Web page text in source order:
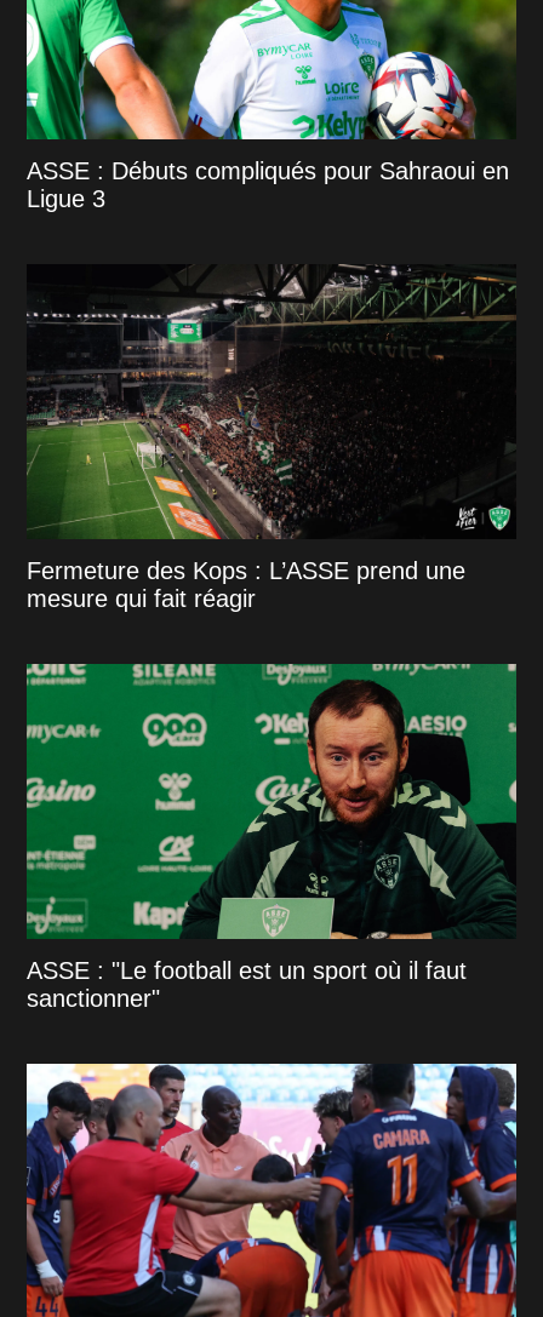
ASSE : Débuts compliqués pour Sahraoui en
Ligue 3
Fermeture des Kops : L’ASSE prend une
mesure qui fait réagir
ASSE : "Le football est un sport où il faut
sanctionner"